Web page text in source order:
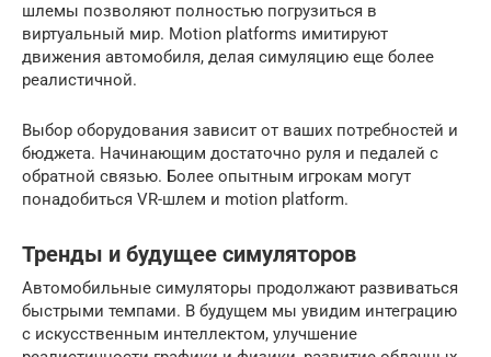
шлемы позволяют полностью погрузиться в
виртуальный мир. Motion platforms имитируют
движения автомобиля, делая симуляцию еще более
реалистичной.
Выбор оборудования зависит от ваших потребностей и
бюджета. Начинающим достаточно руля и педалей с
обратной связью. Более опытным игрокам могут
понадобиться VR-шлем и motion platform.
Тренды и будущее симуляторов
Автомобильные симуляторы продолжают развиваться
быстрыми темпами. В будущем мы увидим интеграцию
с искусственным интеллектом, улучшение